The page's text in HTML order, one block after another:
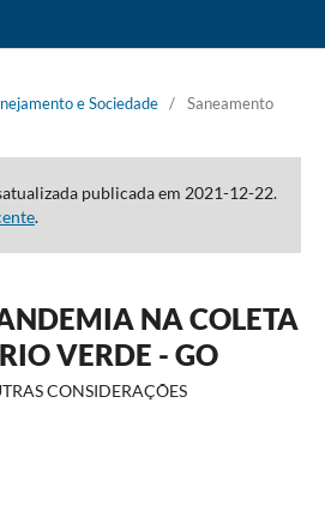
e Sociedade / Saneamento
publicada em 2021-12-22.
.
NA COLETA
VERDE - GO
CONSIDERAÇÕES